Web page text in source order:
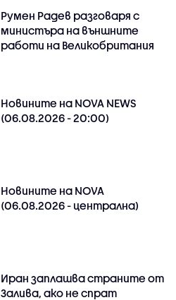
Румен Радев разговаря с
министъра на външните
работи на Великобритания
Новините на NOVA NEWS
(06.08.2026 - 20:00)
Новините на NOVA
(06.08.2026 - централна)
Иран заплашва страните от
Залива, ако не спрат